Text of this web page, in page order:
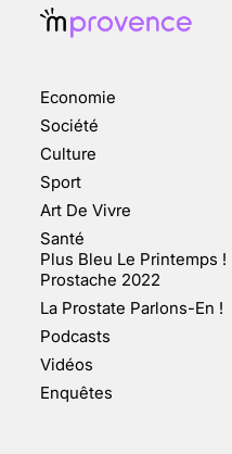
Economie
Société
Culture
Sport
Art De Vivre
Santé
Plus Bleu Le Printemps !
Prostache 2022
La Prostate Parlons-En !
Podcasts
Vidéos
Enquêtes